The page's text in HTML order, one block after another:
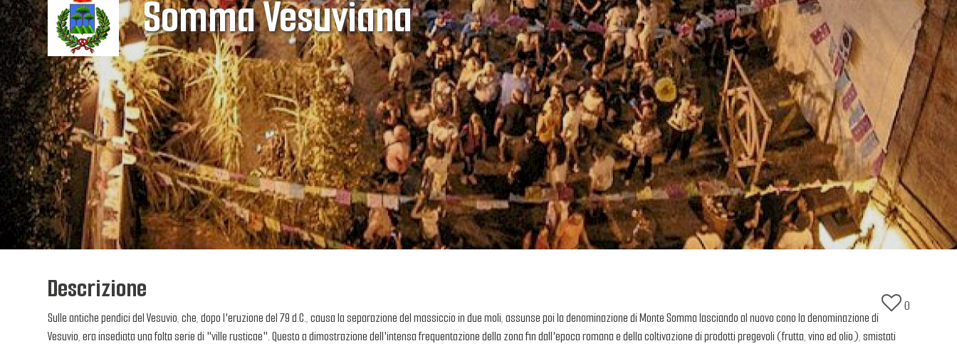
Somma Vesuviana
Descrizione
0
Sulle antiche pendici del Vesuvio, che, dopo l'eruzione del 79 d.C., causa la separazione del massiccio in due moli, assunse poi la denominazione di Monte Somma lasciando al nuovo cono la denominazione di
Vesuvio, era insediata una folta serie di "ville rusticae". Questo a dimostrazione dell'intensa frequentazione della zona fin dall'epoca romana e della coltivazione di prodotti pregevoli (frutta, vino ed olio), smistati